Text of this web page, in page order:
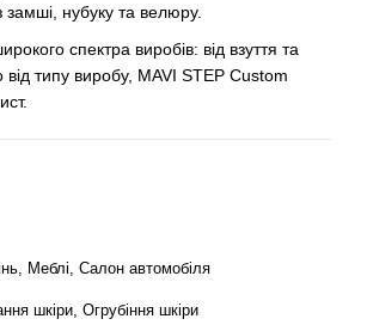
нубуку та велюру.
спектра виробів: від взуття та
від типу виробу, MAVI STEP Custom
Меблі, Салон автомобіля
шкіри, Огрубіння шкіри